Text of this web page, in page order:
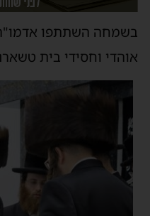
בשמחה השתתפו
אוהדי וחסידי בית